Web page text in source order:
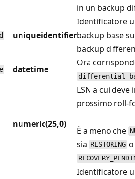
in un backup
uniqueidentifier
Identificatore
backup base
backup
datetime
Ora
numeric(25,0)
LSN a cui deve
prossimo roll-
È a meno che
sia RESTORING o
Identificatore